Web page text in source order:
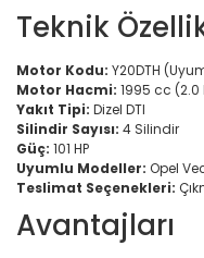
Teknik
Motor Kodu: Y20DTH
Motor Hacmi: 1995 cc (2.0
Yakıt Tipi: Dizel DTI
Silindir Sayısı: 4 Silindir
Güç: 101 HP
Uyumlu Modeller: Opel
Teslimat Seçenekleri:
Avantajları